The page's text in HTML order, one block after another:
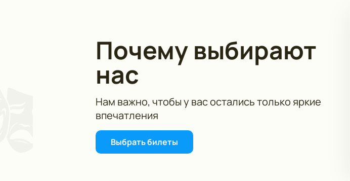
Почему выбирают
нас
Нам важно, чтобы у вас остались только яркие
впечатления
Выбрать билеты